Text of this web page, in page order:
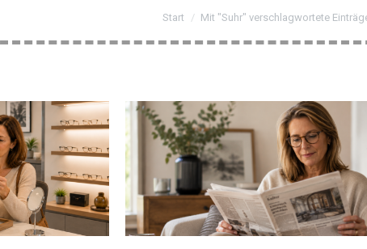
Sie befinden sich hier:
Start Mit "Suhr" verschlagwortete